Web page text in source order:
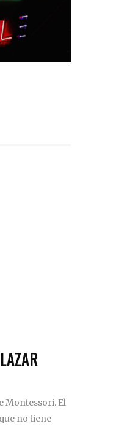
Montessori. El
no tiene